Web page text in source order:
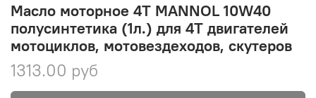
Масло моторное 4T MANNOL 10W40
полусинтетика (1л.) для 4Т двигателей
мотоциклов, мотовездеходов, скутеров
1313.00 руб